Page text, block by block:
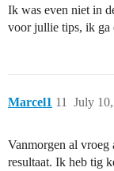
Ik was even niet in
voor jullie tips, ik ga
Marcel1 July
11
Vanmorgen al vroeg
resultaat. Ik heb tig